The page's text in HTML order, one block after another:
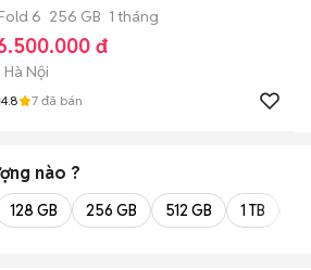
6 256 GB 1 tháng
đ
Hà Nội
4.8 7 đã bán
nào ?
128 GB 256 GB 512 GB 1 TB